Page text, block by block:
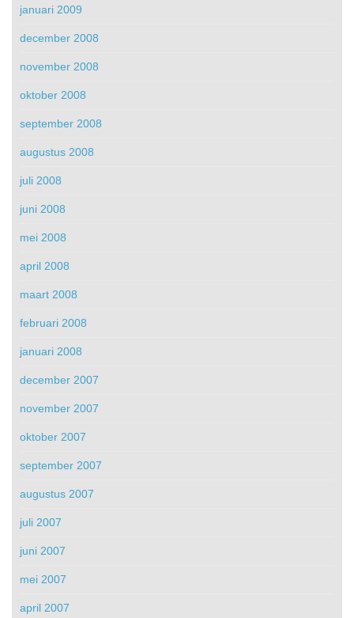
januari 2009
december 2008
november 2008
oktober 2008
september 2008
augustus 2008
juli 2008
juni 2008
mei 2008
april 2008
maart 2008
februari 2008
januari 2008
december 2007
november 2007
oktober 2007
september 2007
augustus 2007
juli 2007
juni 2007
mei 2007
april 2007